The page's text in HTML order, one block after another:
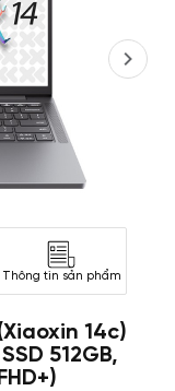
Thông tin sản phẩm
14c)
512GB,